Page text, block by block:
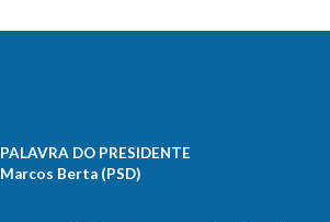
PALAVRA DO PRESIDENTE
Marcos Berta (PSD)